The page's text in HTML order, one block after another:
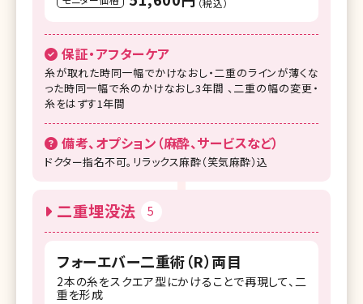
保証・アフターケア
糸が取れた時同一幅でかけなおし・二重のラインが薄くな
った時同一幅で糸のかけなおし3年間 、二重の幅の変更・
糸をはずす1年間
備考、オプション（麻酔、サービスなど）
ドクター指名不可。リラックス麻酔（笑気麻酔）込
二重埋没法 5
フォーエバー二重術（R）両目
2本の糸をスクエア型にかけることで再現して、二
重を形成